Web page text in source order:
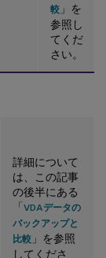
較 」を
参照し
てくだ
さい。
詳細について
は、この記事
の後半にある
「VDAデータの
バックアップと
比較 」を参照
してくださ